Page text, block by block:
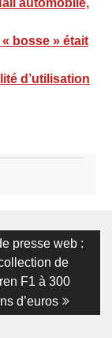
automobile,
« bosse » était
d’utilisation
presse web :
de
F1 à 300
d’euros